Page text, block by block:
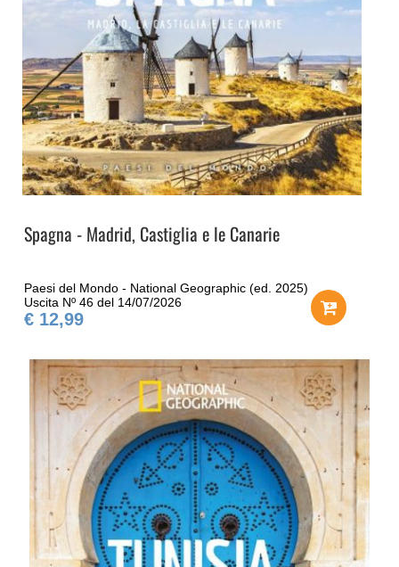
Spagna - Madrid, Castiglia e le Canarie
Paesi del Mondo - National Geographic (ed. 2025)
Uscita Nº 46 del 14/07/2026
€ 12,99